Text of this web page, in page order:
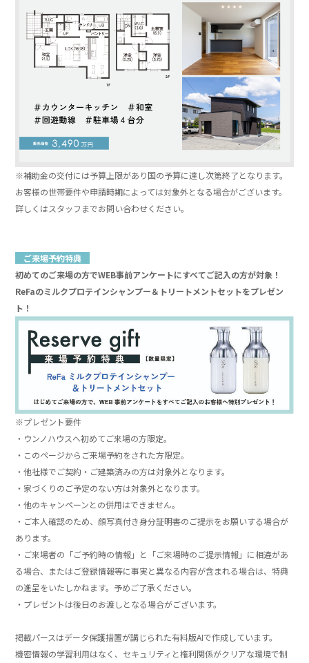
※補助金の交付には予算上限があり国の予算に達し次第終了となります。
お客様の世帯要件や申請時期によっては対象外となる場合がございます。
詳しくはスタッフまでお問い合わせください。
ご来場予約特典
初めてのご来場の方でWEB事前アンケートにすべてご記入の方が対象！
ReFaのミルクプロテインシャンプー＆トリートメントセットをプレゼン
ト！
※プレゼント要件
・ウンノハウスへ初めてご来場の方限定。
・このページからご来場予約をされた方限定。
・他社様でご契約・ご建築済みの方は対象外となります。
・家づくりのご予定のない方は対象外となります。
・他のキャンペーンとの併用はできません。
・ご本人確認のため、顔写真付き身分証明書のご提示をお願いする場合が
あります。
・ご来場者の「ご予約時の情報」と「ご来場時のご提示情報」に相違があ
る場合、またはご登録情報等に事実と異なる内容が含まれる場合は、特典
の進呈をいたしかねます。予めご了承ください。
・プレゼントは後日のお渡しとなる場合がございます。
掲載パースはデータ保護措置が講じられた有料版AIで作成しています。
機密情報の学習利用はなく、セキュリティと権利関係がクリアな環境で制